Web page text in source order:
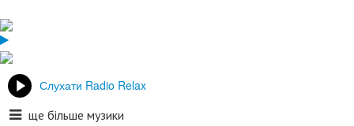
Слухати Radio Relax
ще більше музики